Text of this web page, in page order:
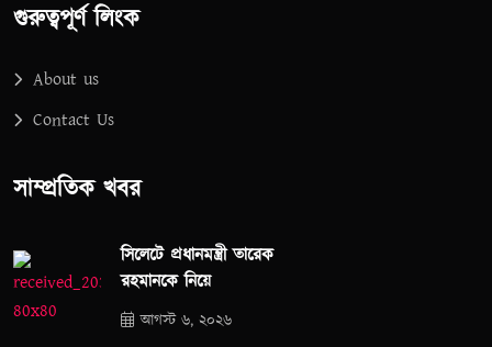
গুরুত্বপূর্ণ লিংক
About us
Contact Us
সাম্প্রতিক খবর
সিলেটে প্রধানমন্ত্রী তারেক
রহমানকে নিয়ে
আগস্ট ৬, ২০২৬